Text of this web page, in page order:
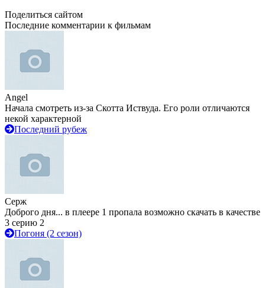
Поделиться сайтом
Последние комментарии к фильмам
Angel
Начала смотреть из-за Скотта Иствуда. Его роли отличаются
некой характерной
Последний рубеж
Серж
Доброго дня... в плеере 1 пропала возможно скачать в качестве
3 серию 2
Погоня (2 сезон)